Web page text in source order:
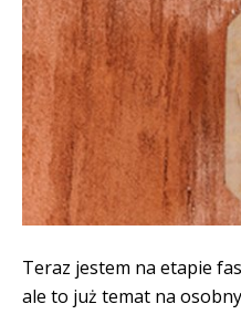
Teraz jestem na etapie
ale to już temat na